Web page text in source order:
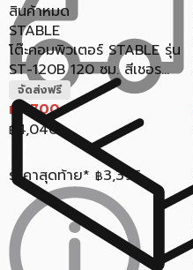
สินค้าหมด
STABLE
โต๊ะคอมพิวเตอร์ STABLE รุ่น
ST-120B 120 ซม. สีเชอร...
จัดส่งฟรี
฿ 3,700
฿ 4,040
ราคาสุดท้าย* ฿3,395